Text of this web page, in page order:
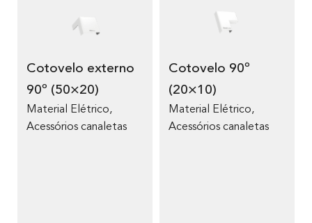
Cotovelo externo
90º (50×20)
Material Elétrico,
Acessórios canaletas
Cotovelo 90º
(20×10)
Material Elétrico,
Acessórios canaletas